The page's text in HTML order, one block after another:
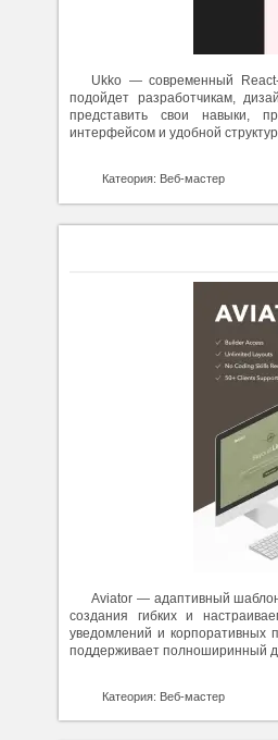
Ukko — современный
подойдет разработчикам,
представить свои навыки,
интерфейсом и удобной
Катеория: Веб-мастер
Aviator — адаптивный шаблон
создания гибких и
уведомлений и корпоративных
поддерживает полноширинный
Катеория: Веб-мастер